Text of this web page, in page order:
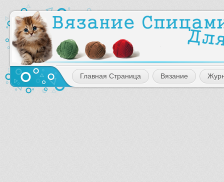
Главная Страница Вязание